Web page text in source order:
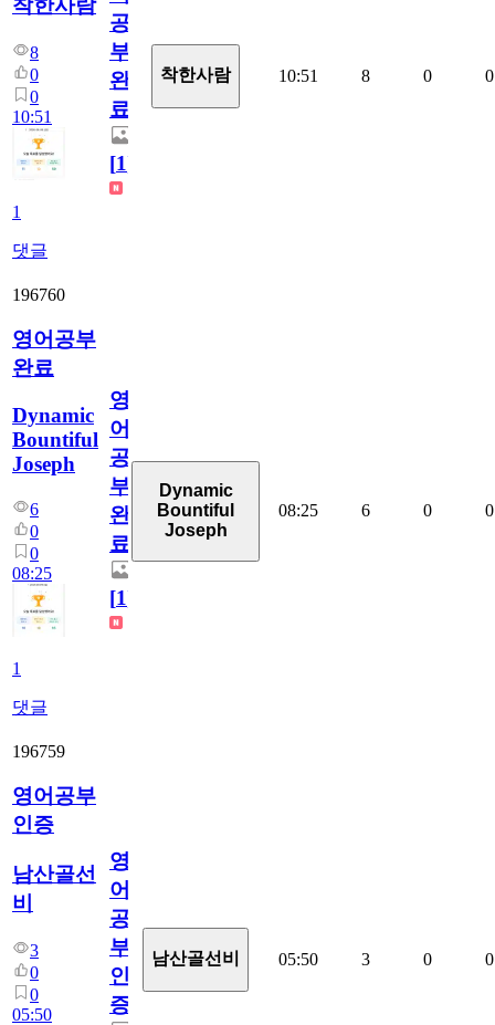
착한사람
8
0
0
10:51
1
댓글
공
부
완
료
[1]
착한사람 10:51 8 0 0
196760
영어공부
완료
Dynamic
Bountiful
Joseph
6
0
0
08:25
1
댓글
영
어
공
부
완
료
[1]
Dynamic
Bountiful
Joseph
08:25 6 0 0
196759
영어공부
인증
남산골선
비
3
0
0
05:50
영
어
공
부
인
증
남산골선비 05:50 3 0 0